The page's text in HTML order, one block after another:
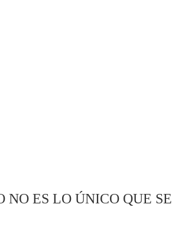
NO ES LO ÚNICO QUE SE